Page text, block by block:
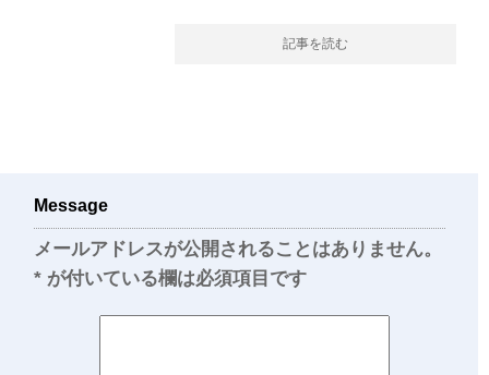
記事を読む
Message
メールアドレスが公開されることはありません。
* が付いている欄は必須項目です